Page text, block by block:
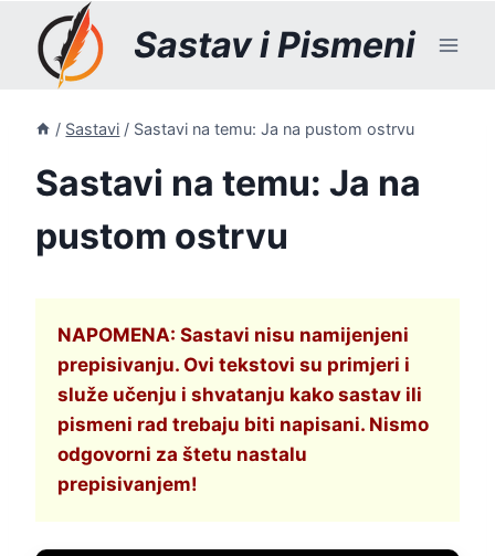
content
Sastav i Pismeni
/ Sastavi / Sastavi na temu: Ja na pustom ostrvu
Sastavi na temu: Ja na
pustom ostrvu
NAPOMENA: Sastavi nisu namijenjeni
prepisivanju. Ovi tekstovi su primjeri i
služe učenju i shvatanju kako sastav ili
pismeni rad trebaju biti napisani. Nismo
odgovorni za štetu nastalu
prepisivanjem!